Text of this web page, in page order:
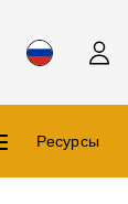
Ресурсы